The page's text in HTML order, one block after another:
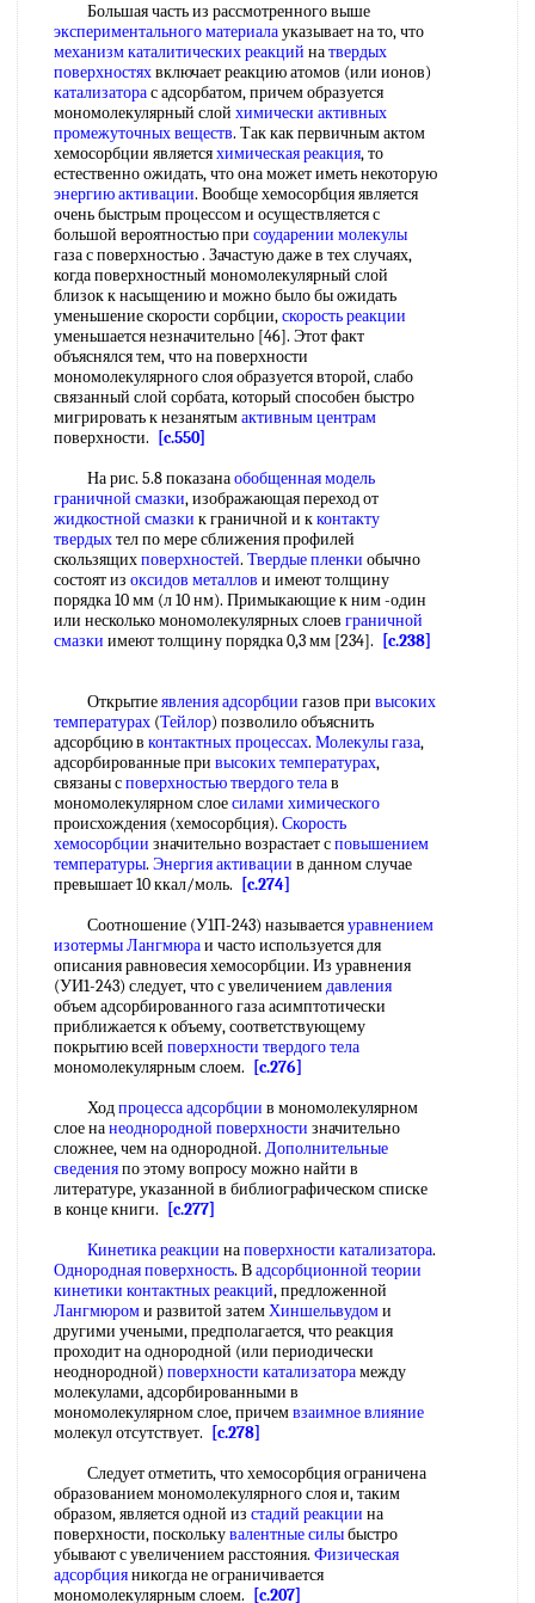
Большая часть из рассмотренного выше
экспериментального материалауказывает на то, что
механизм каталитических реакций натвердых
поверхностяхвключает реакцию атомов (или ионов)
катализаторас адсорбатом, причем образуется
мономолекулярный слой химически активных
промежуточных веществ. Так как первичным актом
хемосорбции являетсяхимическая реакция, то
естественно ожидать, что она может иметь некоторую
энергию активации. Вообще хемосорбция является
очень быстрым процессом и осуществляется с
большой вероятностью при соударении молекулы
газа с поверхностью . Зачастую даже в тех случаях,
когда поверхностный мономолекулярный слой
близок к насыщению и можно было бы ожидать
уменьшение скорости сорбции,скорость реакции
уменьшается незначительно [46]. Этот факт
объяснялся тем, что на поверхности
мономолекулярного слоя образуется второй, слабо
связанный слой сорбата, который способен быстро
мигрировать к незанятымактивным центрам
поверхности.
[c.550]
На рис. 5.8 показанаобобщенная модель
граничной смазки, изображающая переход от
жидкостной смазки к граничной и кконтакту
твердыхтел по мере сближения профилей
скользящихповерхностей. Твердые пленки обычно
состоят из оксидов металлов и имеют толщину
порядка 10 мм (л 10 нм). Примыкающие к ним -один
или несколько мономолекулярных слоев граничной
смазки имеют толщину порядка 0,3 мм [234]. [c.238]
Открытиеявления адсорбции газов при высоких
температурах (Тейлор) позволило объяснить
адсорбцию в контактных процессах. Молекулы газа,
адсорбированные при высоких температурах,
связаны споверхностью твердого телав
мономолекулярном слоесилами химического
происхождения (хемосорбция). Скорость
хемосорбции значительно возрастает сповышением
температуры. Энергия активации в данном случае
превышает 10 ккал/моль.
[c.274]
Соотношение (У1П-243) называетсяуравнением
изотермыЛангмюраи часто используется для
описания равновесия хемосорбции. Из уравнения
(УИ1-243) следует, что с увеличениемдавления
объем адсорбированного газа асимптотически
приближается к объему, соответствующему
покрытию всей поверхности твердого тела
мономолекулярным слоем.
[c.276]
Ходпроцесса адсорбции в мономолекулярном
слое нанеоднородной поверхности значительно
сложнее, чем на однородной. Дополнительные
сведенияпо этому вопросу можно найти в
литературе, указанной в библиографическом списке
в конце книги.
[c.277]
Кинетика реакции наповерхности катализатора.
Однородная поверхность. Вадсорбционной теории
кинетики контактных реакций, предложенной
Лангмюроми развитой затемХиншельвудоми
другими учеными, предполагается, что реакция
проходит на однородной (или периодически
неоднородной) поверхности катализаторамежду
молекулами, адсорбированными в
мономолекулярном слое, причемвзаимное влияние
молекул отсутствует.
[c.278]
Следует отметить, что хемосорбция ограничена
образованием мономолекулярного слоя и, таким
образом, является одной из стадий реакции на
поверхности, посколькувалентные силыбыстро
убывают с увеличением расстояния. Физическая
адсорбцияникогда не ограничивается
мономолекулярным слоем.
[c.207]